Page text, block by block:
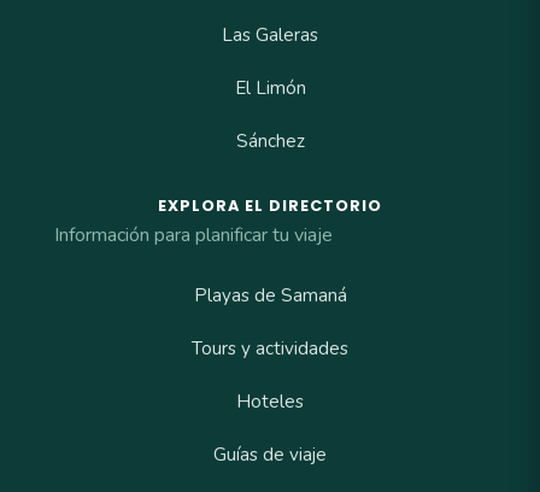
Las Galeras
El Limón
Sánchez
EXPLORA EL DIRECTORIO
Información para planificar tu viaje
Playas de Samaná
Tours y actividades
Hoteles
Guías de viaje